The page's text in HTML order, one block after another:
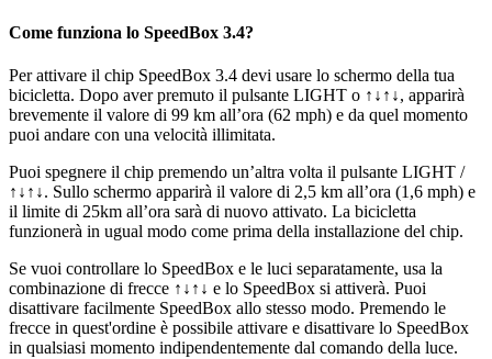
Come funziona lo SpeedBox 3.4?
Per attivare il chip SpeedBox 3.4 devi usare lo schermo della tua
bicicletta. Dopo aver premuto il pulsante LIGHT o ↑↓↑↓, apparirà
brevemente il valore di 99 km all’ora (62 mph) e da quel momento
puoi andare con una velocità illimitata.
Puoi spegnere il chip premendo un’altra volta il pulsante LIGHT /
↑↓↑↓. Sullo schermo apparirà il valore di 2,5 km all’ora (1,6 mph) e
il limite di 25km all’ora sarà di nuovo attivato. La bicicletta
funzionerà in ugual modo come prima della installazione del chip.
Se vuoi controllare lo SpeedBox e le luci separatamente, usa la
combinazione di frecce ↑↓↑↓ e lo SpeedBox si attiverà. Puoi
disattivare facilmente SpeedBox allo stesso modo. Premendo le
frecce in quest'ordine è possibile attivare e disattivare lo SpeedBox
in qualsiasi momento indipendentemente dal comando della luce.